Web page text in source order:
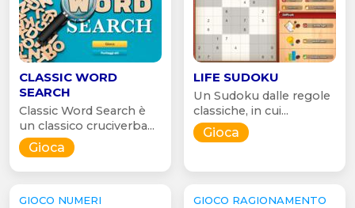
CLASSIC WORD
SEARCH
Classic Word Search è
un classico cruciverba...
Gioca
LIFE SUDOKU
Un Sudoku dalle regole
classiche, in cui...
Gioca
GIOCO NUMERI GIOCO RAGIONAMENTO